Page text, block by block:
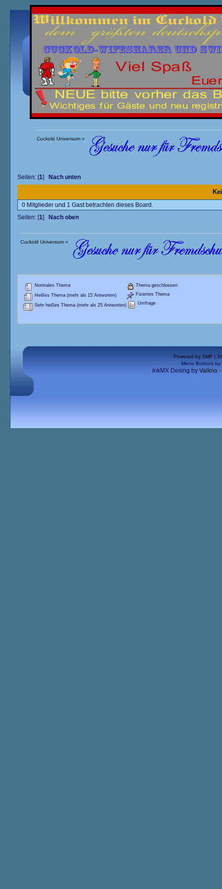
Übersicht Kalender Einloggen Registrieren
Cuckold Universum»
Seiten: [1]Nach unten
0 Mitglieder und 1 Gast betrachten dieses Board.
Seiten: [1]Nach oben
Cuckold Universum»
Normales Thema
Heißes Thema (mehr als 15 Antworten)
Sehr heißes Thema (mehr als 25 Antworten)
Thema geschlossen
Fixiertes Thema
Umfrage
Powered by SMF |
Menu Buttons by
InkMX Desing by Valkno